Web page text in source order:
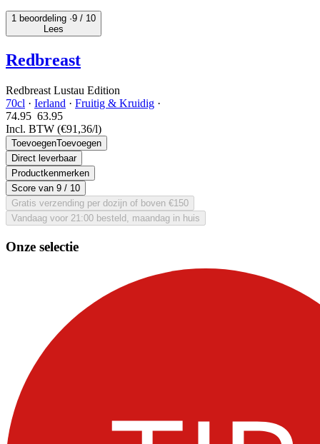
1 beoordeling ·9 / 10
Lees
Redbreast
Redbreast Lustau Edition
70cl · Ierland · Fruitig & Kruidig ·
74.95 63.95
Incl. BTW (€91,36/l)
ToevoegenToevoegen
Direct leverbaar
Productkenmerken
Score van 9 / 10
Gratis verzending per dozijn of boven €150
Vandaag voor 21:00 besteld, maandag in huis
Onze selectie